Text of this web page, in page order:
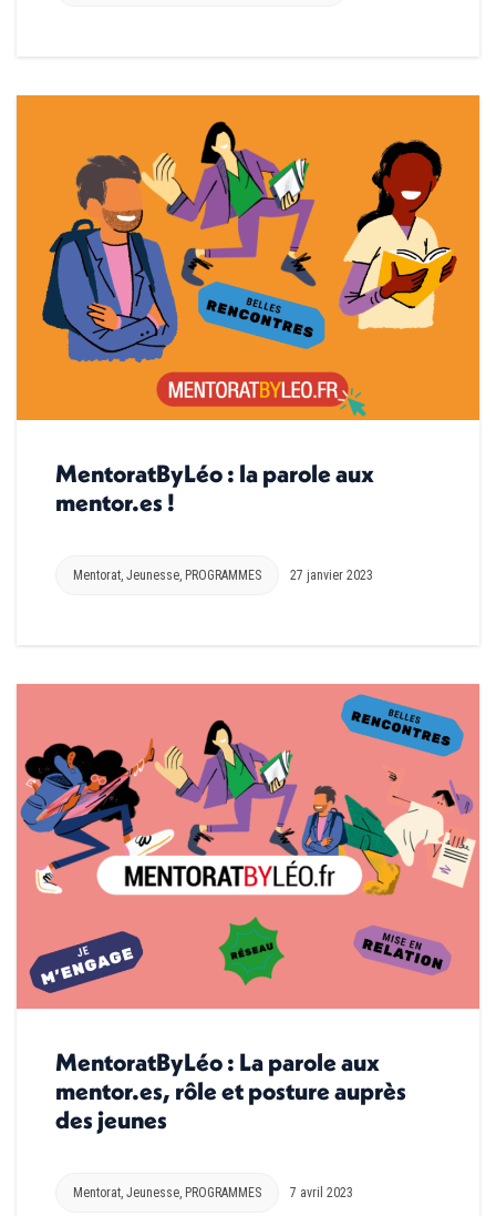
MentoratByLéo : la parole aux
mentor.es !
Mentorat, Jeunesse, PROGRAMMES 27 janvier 2023
MentoratByLéo : La parole aux
mentor.es, rôle et posture auprès
des jeunes
Mentorat Jeunesse PROGRAMMES 7 avril 2023